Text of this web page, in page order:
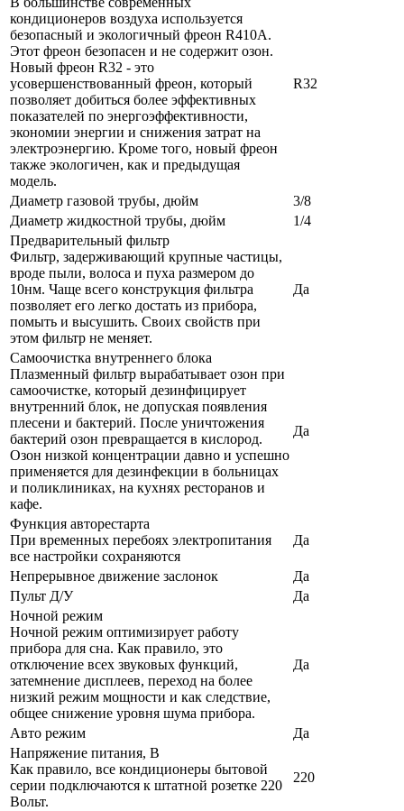
кондиционеров воздуха используется
безопасный и экологичный фреон R410A.
Этот фреон безопасен и не содержит озон.
Новый фреон R32 - это
усовершенствованный фреон, который
позволяет добиться более эффективных
показателей по энергоэффективности,
экономии энергии и снижения затрат на
электроэнергию. Кроме того, новый фреон
также экологичен, как и предыдущая
модель.
R32
Диаметр газовой трубы, дюйм
3/8
Диаметр жидкостной трубы, дюйм
1/4
Предварительный фильтр
Фильтр, задерживающий крупные частицы,
вроде пыли, волоса и пуха размером до
10нм. Чаще всего конструкция фильтра
позволяет его легко достать из прибора,
помыть и высушить. Своих свойств при
этом фильтр не меняет.
Да
Самоочистка внутреннего блока
Плазменный фильтр вырабатывает озон при
самоочистке, который дезинфицирует
внутренний блок, не допуская появления
плесени и бактерий. После уничтожения
бактерий озон превращается в кислород.
Озон низкой концентрации давно и успешно
применяется для дезинфекции в больницах
и поликлиниках, на кухнях ресторанов и
кафе.
Да
Функция авторестарта
При временных перебоях электропитания
все настройки сохраняются
Да
Непрерывное движение заслонок
Да
Пульт Д/У
Да
Ночной режим
Ночной режим оптимизирует работу
прибора для сна. Как правило, это
отключение всех звуковых функций,
затемнение дисплеев, переход на более
низкий режим мощности и как следствие,
общее снижение уровня шума прибора.
Да
Авто режим
Да
Напряжение питания, В
Как правило, все кондиционеры бытовой
серии подключаются к штатной розетке 220
Вольт.
220